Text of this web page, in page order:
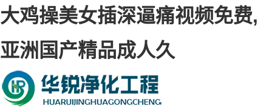
大鸡操美女插深逼痛视频免费,
亚洲国产精品成人久